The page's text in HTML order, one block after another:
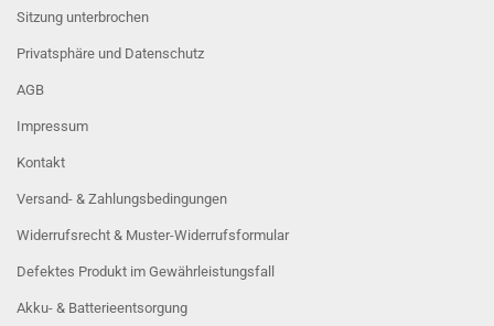
Sitzung unterbrochen
Privatsphäre und Datenschutz
AGB
Impressum
Kontakt
Versand- & Zahlungsbedingungen
Widerrufsrecht & Muster-Widerrufsformular
Defektes Produkt im Gewährleistungsfall
Akku- & Batterieentsorgung